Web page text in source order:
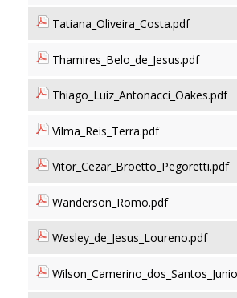
Tatiana_Oliveira_Costa.pdf
Thamires_Belo_de_Jesus.pdf
Thiago_Luiz_Antonacci_Oakes.pdf
Vilma_Reis_Terra.pdf
Vitor_Cezar_Broetto_Pegoretti.pdf
Wanderson_Romo.pdf
Wesley_de_Jesus_Loureno.pdf